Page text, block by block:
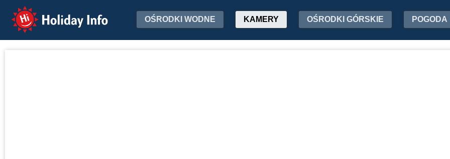
Holiday Info OŚRODKI WODNE KAMERY OŚRODKI GÓRSKIE POGODA